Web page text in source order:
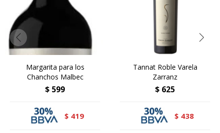
Margarita para los
Chanchos Malbec
$ 599
$ 419
Tannat Roble Varela
Zarranz
$ 625
$ 438